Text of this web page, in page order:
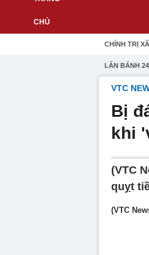
CHÍNH TRỊ
LĂN BÁNH
VTC
Bị
khi
(VTC
quỵt
(VTC